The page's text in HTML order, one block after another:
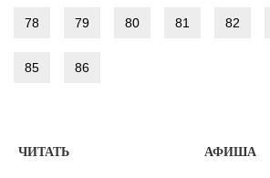
78 79 80 81 82
85 86
ЧИТАТЬ АФИША